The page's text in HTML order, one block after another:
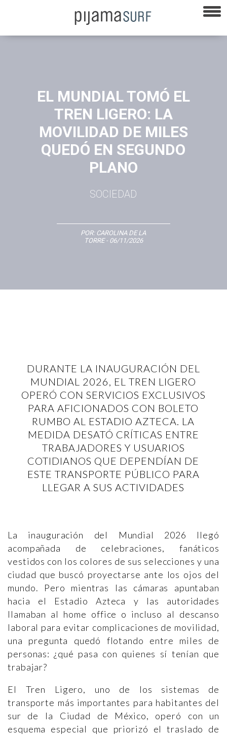
EL MUNDIAL TOMÓ EL
TREN LIGERO: LA
MOVILIDAD DE MILES
QUEDÓ EN SEGUNDO
PLANO
SOCIEDAD
POR: CAROLINA DE LA
TORRE- 06/11/2026
DURANTE LA INAUGURACIÓN DEL
MUNDIAL 2026, EL TREN LIGERO
OPERÓ CON SERVICIOS EXCLUSIVOS
PARA AFICIONADOS CON BOLETO
RUMBO AL ESTADIO AZTECA. LA
MEDIDA DESATÓ CRÍTICAS ENTRE
TRABAJADORES Y USUARIOS
COTIDIANOS QUE DEPENDÍAN DE
ESTE TRANSPORTE PÚBLICO PARA
LLEGAR A SUS ACTIVIDADES
La inauguración del Mundial 2026 llegó
acompañada de celebraciones, fanáticos
vestidos con los colores de sus selecciones y una
ciudad que buscó proyectarse ante los ojos del
mundo. Pero mientras las cámaras apuntaban
hacia el Estadio Azteca y las autoridades
llamaban al home office o incluso al descanso
laboral para evitar complicaciones de movilidad,
una pregunta quedó flotando entre miles de
personas: ¿qué pasa con quienes sí tenían que
trabajar?
El Tren Ligero, uno de los sistemas de
transporte más importantes para habitantes del
sur de la Ciudad de México, operó con un
esquema especial que priorizó el traslado de